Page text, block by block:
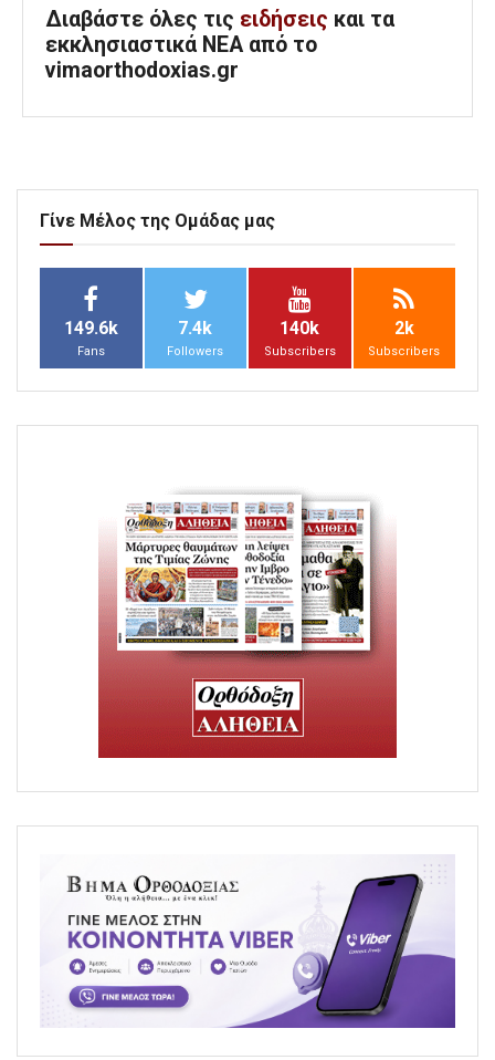
Διαβάστε όλες τις ειδήσεις και τα
εκκλησιαστικά ΝΕΑ από το
vimaorthodoxias.gr
Γίνε Μέλος της Ομάδας μας
149.6k
Fans
7.4k
Followers
140k
Subscribers
2k
Subscribers